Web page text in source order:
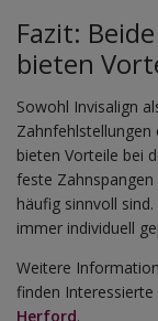
Fazit:
bieten
Sowohl Invisalign
bieten Vorteile bei
feste
häufig sinnvoll
immer individuell
Weitere
finden
Herford.